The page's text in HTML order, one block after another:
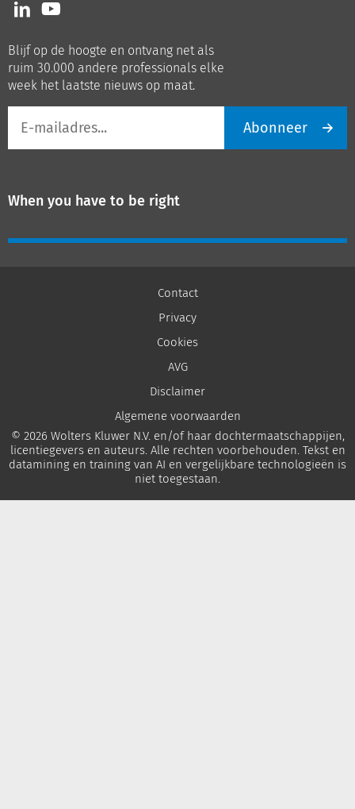
ons
LinkedIn
ons
Youtube
Blijf op de hoogte en ontvang net als
ruim 30.000 andere professionals elke
week het laatste nieuws op maat.
mailadres
Abonneer
When you have to be right
Contact
Privacy
Cookies
AVG
Disclaimer
Algemene voorwaarden
© 2026 Wolters Kluwer N.V. en/of haar dochtermaatschappijen,
licentiegevers en auteurs. Alle rechten voorbehouden. Tekst en
datamining en training van AI en vergelijkbare technologieën is
niet toegestaan.